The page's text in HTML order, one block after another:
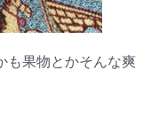
も果物とかそんな爽